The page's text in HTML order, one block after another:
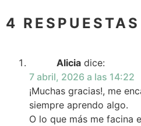
4 RESPUESTAS
Alicia dice:
7 abril, 2026 a las 14:22
¡Muchas gracias!, me
siempre aprendo algo.
O lo que más me facina